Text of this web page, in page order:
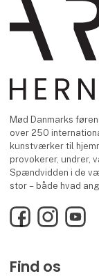
Mød Danmarks
over 250
kunstværker til
provokerer, undrer,
Spændvidden i de
stor – både hvad
FacebookInstagramYouTube
Find os